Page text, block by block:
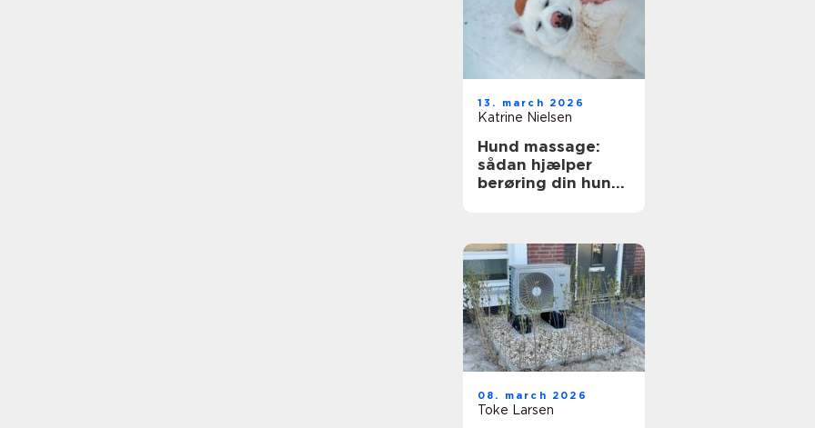
13. march 2026
Katrine Nielsen
Hund massage:
sådan hjælper
berøring din hund
08. march 2026
Toke Larsen